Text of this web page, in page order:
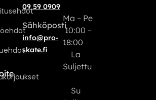
09 59 0909
Sähköposti
info@pro-
skate.fi
Ma – Pe
10:00 –
18:00
La
Suljettu
Su